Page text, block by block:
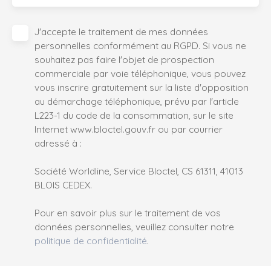
J'accepte le traitement de mes données
personnelles conformément au RGPD. Si vous ne
souhaitez pas faire l'objet de prospection
commerciale par voie téléphonique, vous pouvez
vous inscrire gratuitement sur la liste d'opposition
au démarchage téléphonique, prévu par l'article
L223-1 du code de la consommation, sur le site
Internet www.bloctel.gouv.fr ou par courrier
adressé à :
Société Worldline, Service Bloctel, CS 61311, 41013
BLOIS CEDEX.
Pour en savoir plus sur le traitement de vos
données personnelles, veuillez consulter notre
politique de confidentialité.